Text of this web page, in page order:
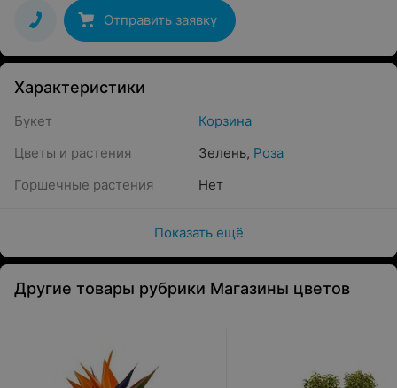
Отправить заявку
Характеристики
Букет
Корзина
Цветы и растения
Зелень, Роза
Горшечные растения
Нет
Показать ещё
Другие товары рубрики Магазины цветов